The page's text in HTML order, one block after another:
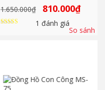
1.650.000₫
Giá
gốc
là:
1.650.000₫.
810.000₫Giá
là:
1 đánh giá
So sánh